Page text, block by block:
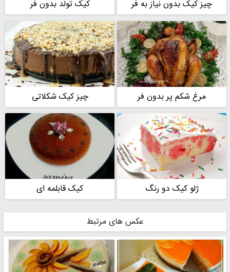
چیز کیک بدون نیاز به فر کیک تولد بدون فر
مرغ شکم پر بدون فر چیز کیک شکلاتی
ژلو کیک دو رنگ کیک قابلمه ای
عکس های مرتبط